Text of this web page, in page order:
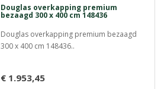
Douglas overkapping premium
bezaagd 300 x 400 cm 148436
Douglas overkapping premium bezaagd
300 x 400 cm 148436..
€ 1.953,45